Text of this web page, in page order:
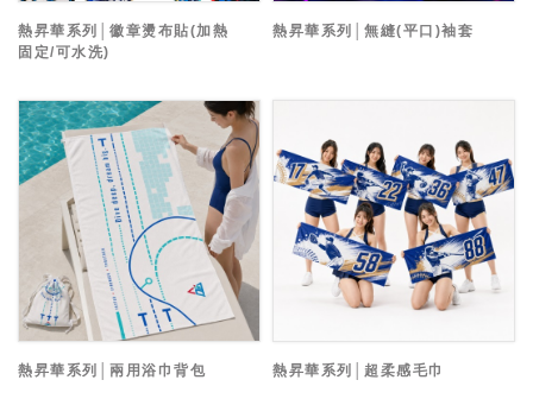
熱昇華系列│徽章燙布貼(加熱
固定/可水洗)
熱昇華系列│無縫(平口)袖套
熱昇華系列│兩用浴巾背包 熱昇華系列│超柔感毛巾